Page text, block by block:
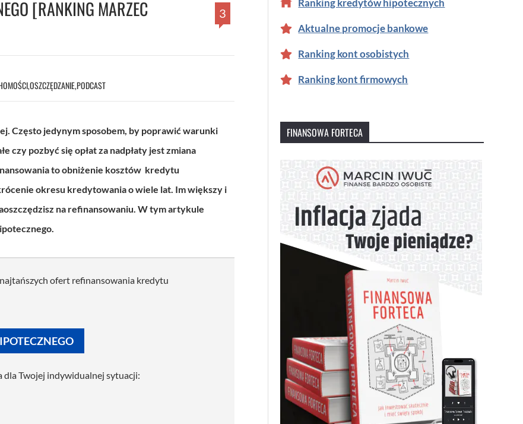
[RANKING MARZEC
3
,OSZCZĘDZANIE,PODCAST
Często jedynym sposobem, by poprawić warunki
czy pozbyć się opłat za nadpłaty jest zmiana
to obniżenie kosztów kredytu
okresu kredytowania o wiele lat. Im większy i
na refinansowaniu. W tym artykule
ofert refinansowania kredytu
dla Twojej indywidualnej sytuacji:
Ranking kredytów hipotecznych
Aktualne promocje bankowe
Ranking kont osobistych
Ranking kont firmowych
FINANSOWA FORTECA